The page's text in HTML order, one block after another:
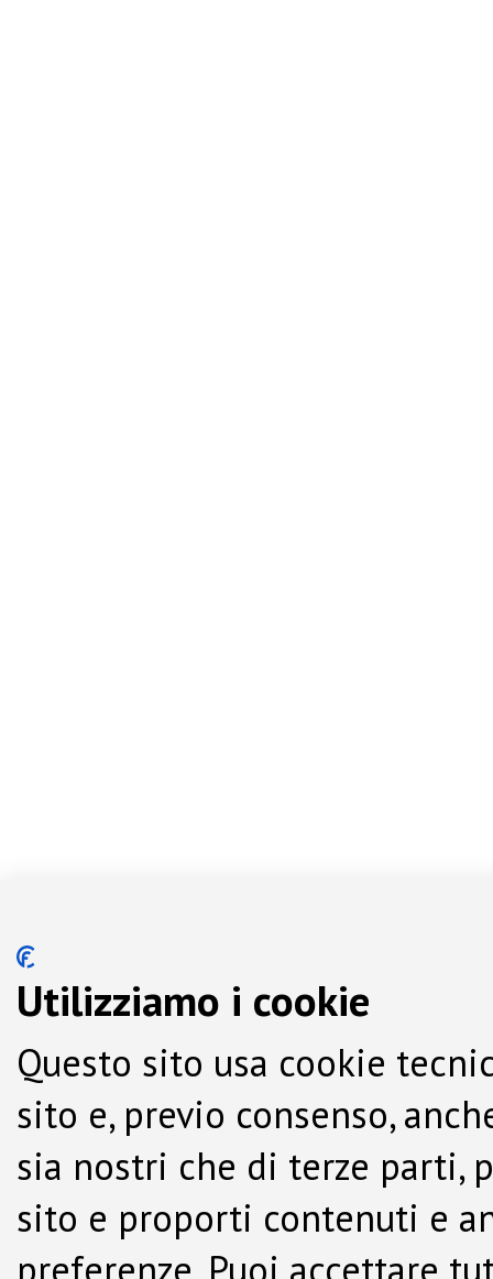
Utilizziamo i cookie
Questo sito usa cookie
sito e, previo consenso,
sia nostri che di terze parti,
sito e proporti contenuti e
preferenze. Puoi accettare